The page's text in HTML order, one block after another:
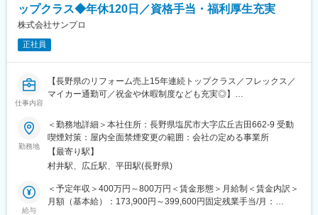
ています。※希望や社内の人員を考慮し決定。
＊構造班：コンクリート造・鉄骨造・鉄骨鉄筋コンクリート造・
象にした積算業務
入社後1か月は座学を中心に、基本的な知識や建築業界のことにつ
いて学んでいただきます。
その後、OJTにて実際に小さな課題をこなしながら、少しずつ業
務を覚えていきます。習熟度に合わせた内容・ペースで指導をし
ていくので着実にスキルを身につけることができます。
■組織構成：
ップクラス◆年休120日／資格手当・福利厚生充実
株式会社サンプロ
正社員
仕事内容
【長野県のリフォーム売上15年連続トップクラス／フレックス／
マイカー通勤可／祝金や休暇制度なども充実◎】
■業務内容：
長野県のリフォーム売上14年連続トップクラスの実績を持つ当社
で、30～40坪ほどの新築・リフォーム工事における、積算業務全
般に携わります。
■業務詳細：
◇積算業務全般
注文住宅（新築）およびリフォーム案件の拾い出し、見積もり作
勤務地
＜勤務地詳細＞本社住所：長野県塩尻市大字広丘吉田662-9 受動
喫煙対策：屋内全面禁煙変更の範囲：会社の定める事業所
【最寄り駅】
村井駅、広丘駅、平田駅(長野県)
給与
＜予定年収＞400万円～800万円＜賃金形態＞月給制＜賃金内訳＞
月額（基本給）：173,900円～399,600円固定残業手当/月：